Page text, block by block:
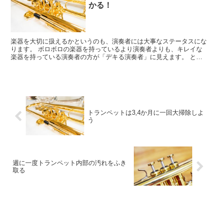
かる！
楽器を大切に扱えるかというのも、演奏者には大事なステータスにな
ります。 ボロボロの楽器を持っているより演奏者よりも、キレイな
楽器を持っている演奏者の方が「デキる演奏者」に見えます。 とは
トランペットは3,4か月に一回大掃除しよ
う
週に一度トランペット内部の汚れをふき
取る